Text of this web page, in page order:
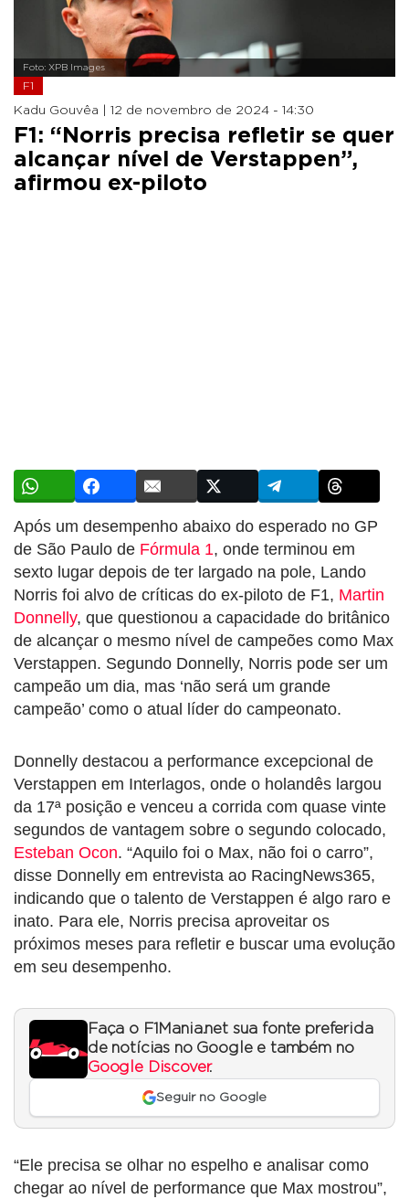
Foto: XPB Images
F1
Kadu Gouvêa | 12 de novembro de 2024 - 14:30
F1: “Norris precisa refletir se quer
alcançar nível de Verstappen”,
afirmou ex-piloto
Após um desempenho abaixo do esperado no GP
de São Paulo de Fórmula 1, onde terminou em
sexto lugar depois de ter largado na pole, Lando
Norris foi alvo de críticas do ex-piloto de F1, Martin
Donnelly, que questionou a capacidade do britânico
de alcançar o mesmo nível de campeões como Max
Verstappen. Segundo Donnelly, Norris pode ser um
campeão um dia, mas ‘não será um grande
campeão’ como o atual líder do campeonato.
Donnelly destacou a performance excepcional de
Verstappen em Interlagos, onde o holandês largou
da 17ª posição e venceu a corrida com quase vinte
segundos de vantagem sobre o segundo colocado,
Esteban Ocon. “Aquilo foi o Max, não foi o carro”,
disse Donnelly em entrevista ao RacingNews365,
indicando que o talento de Verstappen é algo raro e
inato. Para ele, Norris precisa aproveitar os
próximos meses para refletir e buscar uma evolução
em seu desempenho.
Faça o F1Mania.net sua fonte preferida
de notícias no Google e também no
Google Discover.
Seguir no Google
“Ele precisa se olhar no espelho e analisar como
chegar ao nível de performance que Max mostrou”,